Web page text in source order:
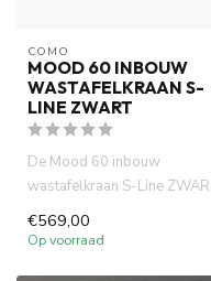
COMO
MOOD 60 INBOUW
WASTAFELKRAAN S-
LINE ZWART
De Mood 60 inbouw
wastafelkraan S-Line
messing. ...
€569,00
Op voorraad